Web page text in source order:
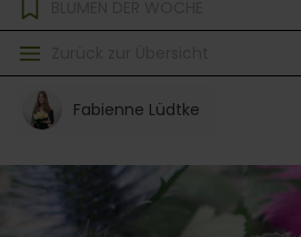
Fabienne Lüdtke